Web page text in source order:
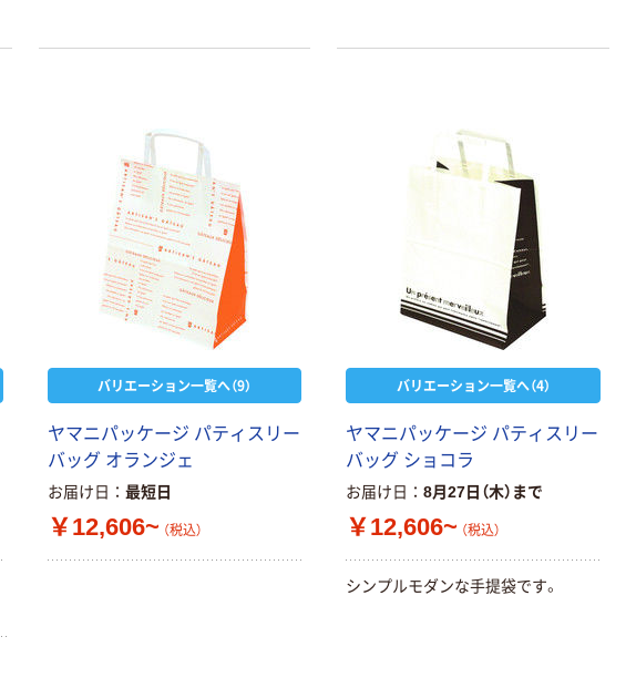
バリエーション一覧へ（9）
ヤマニパッケージ パティスリー
バッグ オランジェ
お届け日 最短日
￥12,606~ （税込）
バリエーション一覧へ（4）
ヤマニパッケージ パティスリー
バッグ ショコラ
お届け日 8月27日（木）まで
￥12,606~ （税込）
シンプルモダンな手提袋です。